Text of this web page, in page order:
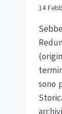
14
sono